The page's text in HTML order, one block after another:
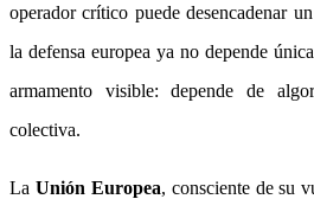
operador crítico puede desencadenar
la defensa europea ya no depende
armamento visible: depende de
colectiva.
La Unión Europea, consciente de su